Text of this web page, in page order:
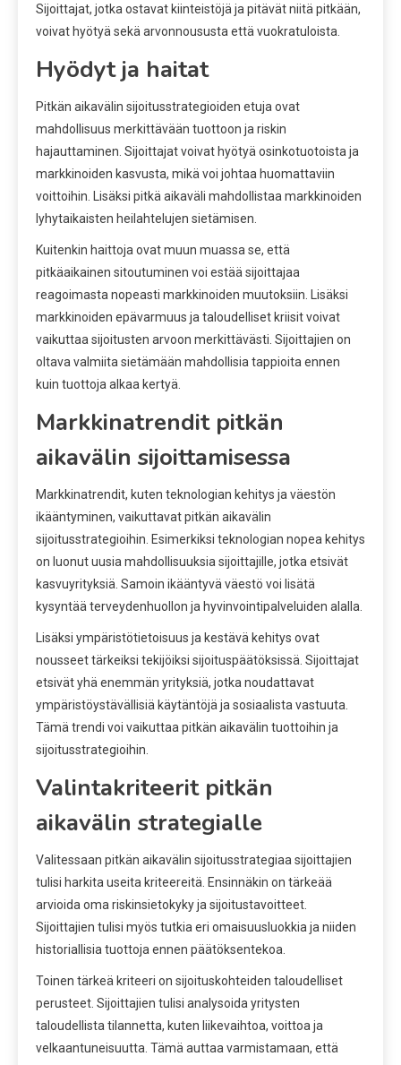
Sijoittajat, jotka ostavat kiinteistöjä ja pitävät niitä pitkään,
voivat hyötyä sekä arvonnoususta että vuokratuloista.
Hyödyt ja haitat
Pitkän aikavälin sijoitusstrategioiden etuja ovat
mahdollisuus merkittävään tuottoon ja riskin
hajauttaminen. Sijoittajat voivat hyötyä osinkotuotoista ja
markkinoiden kasvusta, mikä voi johtaa huomattaviin
voittoihin. Lisäksi pitkä aikaväli mahdollistaa markkinoiden
lyhytaikaisten heilahtelujen sietämisen.
Kuitenkin haittoja ovat muun muassa se, että
pitkäaikainen sitoutuminen voi estää sijoittajaa
reagoimasta nopeasti markkinoiden muutoksiin. Lisäksi
markkinoiden epävarmuus ja taloudelliset kriisit voivat
vaikuttaa sijoitusten arvoon merkittävästi. Sijoittajien on
oltava valmiita sietämään mahdollisia tappioita ennen
kuin tuottoja alkaa kertyä.
Markkinatrendit pitkän
aikavälin sijoittamisessa
Markkinatrendit, kuten teknologian kehitys ja väestön
ikääntyminen, vaikuttavat pitkän aikavälin
sijoitusstrategioihin. Esimerkiksi teknologian nopea kehitys
on luonut uusia mahdollisuuksia sijoittajille, jotka etsivät
kasvuyrityksiä. Samoin ikääntyvä väestö voi lisätä
kysyntää terveydenhuollon ja hyvinvointipalveluiden alalla.
Lisäksi ympäristötietoisuus ja kestävä kehitys ovat
nousseet tärkeiksi tekijöiksi sijoituspäätöksissä. Sijoittajat
etsivät yhä enemmän yrityksiä, jotka noudattavat
ympäristöystävällisiä käytäntöjä ja sosiaalista vastuuta.
Tämä trendi voi vaikuttaa pitkän aikavälin tuottoihin ja
sijoitusstrategioihin.
Valintakriteerit pitkän
aikavälin strategialle
Valitessaan pitkän aikavälin sijoitusstrategiaa sijoittajien
tulisi harkita useita kriteereitä. Ensinnäkin on tärkeää
arvioida oma riskinsietokyky ja sijoitustavoitteet.
Sijoittajien tulisi myös tutkia eri omaisuusluokkia ja niiden
historiallisia tuottoja ennen päätöksentekoa.
Toinen tärkeä kriteeri on sijoituskohteiden taloudelliset
perusteet. Sijoittajien tulisi analysoida yritysten
taloudellista tilannetta, kuten liikevaihtoa, voittoa ja
velkaantuneisuutta. Tämä auttaa varmistamaan, että